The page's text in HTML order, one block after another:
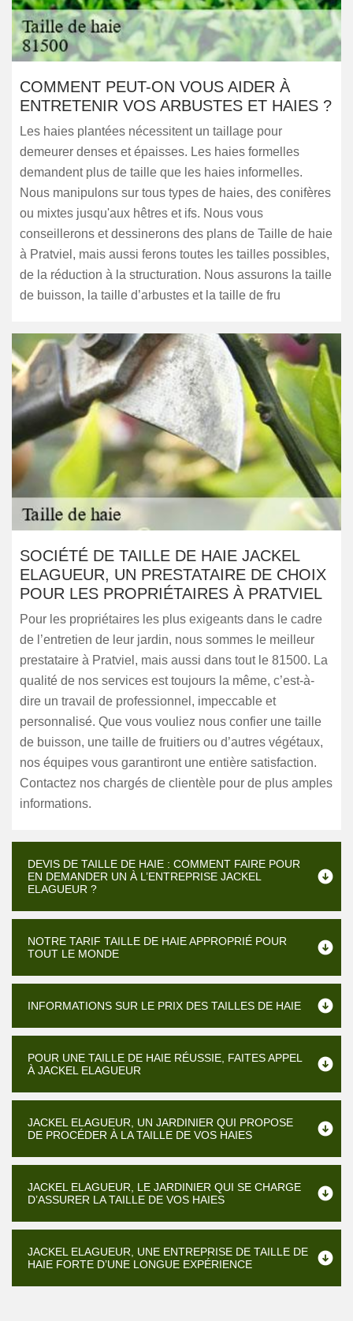
COMMENT PEUT-ON VOUS AIDER À
ENTRETENIR VOS ARBUSTES ET HAIES ?
Les haies plantées nécessitent un taillage pour
demeurer denses et épaisses. Les haies formelles
demandent plus de taille que les haies informelles.
Nous manipulons sur tous types de haies, des conifères
ou mixtes jusqu'aux hêtres et ifs. Nous vous
conseillerons et dessinerons des plans de Taille de haie
à Pratviel, mais aussi ferons toutes les tailles possibles,
de la réduction à la structuration. Nous assurons la taille
de buisson, la taille d’arbustes et la taille de fru
SOCIÉTÉ DE TAILLE DE HAIE JACKEL
ELAGUEUR, UN PRESTATAIRE DE CHOIX
POUR LES PROPRIÉTAIRES À PRATVIEL
Pour les propriétaires les plus exigeants dans le cadre
de l’entretien de leur jardin, nous sommes le meilleur
prestataire à Pratviel, mais aussi dans tout le 81500. La
qualité de nos services est toujours la même, c’est-à-
dire un travail de professionnel, impeccable et
personnalisé. Que vous vouliez nous confier une taille
de buisson, une taille de fruitiers ou d’autres végétaux,
nos équipes vous garantiront une entière satisfaction.
Contactez nos chargés de clientèle pour de plus amples
informations.
DEVIS DE TAILLE DE HAIE : COMMENT FAIRE POUR
EN DEMANDER UN À L’ENTREPRISE JACKEL
ELAGUEUR ?
NOTRE TARIF TAILLE DE HAIE APPROPRIÉ POUR
TOUT LE MONDE
INFORMATIONS SUR LE PRIX DES TAILLES DE HAIE
POUR UNE TAILLE DE HAIE RÉUSSIE, FAITES APPEL
À JACKEL ELAGUEUR
JACKEL ELAGUEUR, UN JARDINIER QUI PROPOSE
DE PROCÉDER À LA TAILLE DE VOS HAIES
JACKEL ELAGUEUR, LE JARDINIER QUI SE CHARGE
D’ASSURER LA TAILLE DE VOS HAIES
JACKEL ELAGUEUR, UNE ENTREPRISE DE TAILLE DE
HAIE FORTE D’UNE LONGUE EXPÉRIENCE